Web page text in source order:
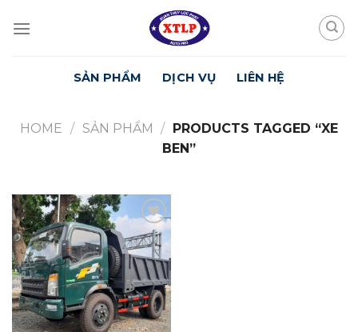
SẢN PHẨM DỊCH VỤ LIÊN HỆ
HOME / SẢN PHẨM / PRODUCTS TAGGED “XE
BEN”
Yêu
Thích